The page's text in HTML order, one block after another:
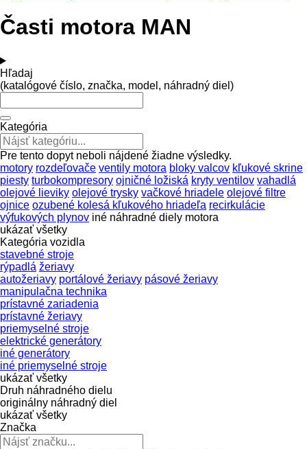
Časti motora MAN
Hľadaj
(katalógové číslo, značka, model, náhradný diel)
Kategória
Pre tento dopyt neboli nájdené žiadne výsledky.
motory rozdeľovače ventily motora bloky valcov kľukové skrine
piesty turbokompresory ojničné ložiská kryty ventilov vahadlá
olejové lieviky olejové trysky vačkové hriadele olejové filtre
ojnice ozubené kolesá kľukového hriadeľa recirkulácie
výfukových plynov iné náhradné diely motora
ukázať všetky
Kategória vozidla
stavebné stroje
rýpadlá žeriavy
autožeriavy portálové žeriavy pásové žeriavy
manipulačna technika
prístavné zariadenia
prístavné žeriavy
priemyselné stroje
elektrické generátory
iné generátory
iné priemyselné stroje
ukázať všetky
Druh náhradného dielu
originálny náhradný diel
ukázať všetky
Značka